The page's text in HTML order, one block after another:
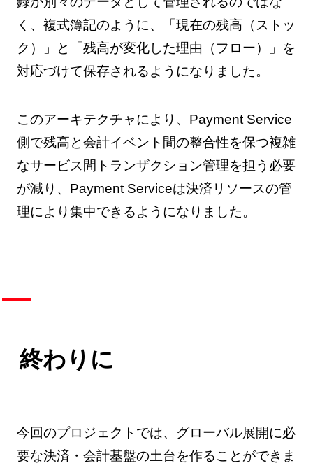
く、複式簿記のように、「現在の残高（ストッ
ク）」と「残高が変化した理由（フロー）」を
対応づけて保存されるようになりました。
このアーキテクチャにより、Payment Service
側で残高と会計イベント間の整合性を保つ複雑
なサービス間トランザクション管理を担う必要
が減り、Payment Serviceは決済リソースの管
理により集中できるようになりました。
終わりに
今回のプロジェクトでは、グローバル展開に必
要な決済・会計基盤の土台を作ることができま